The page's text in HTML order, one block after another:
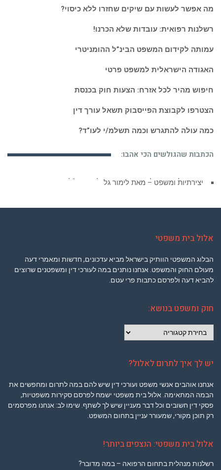
מה אפשר לעשות עם שיקים שחזרו ללא כיסוי?
רשלנות רפואית: עובדות שלא הכרנו!
עמותה לקידום המשפט הבינ”ל ההומניטרי
האגודה הישראלית למשפט פרטי
חיפוש מהיר לכל אזרח: הצעות חוק בכנסת
הצטרפו לקבוצת הפייסבוק תשאל עורך דין
כמה עולה להתגרש וכמה תשלמ/י לעו”ד?
הכתבות שהגולשים הכי אהבו:
יצירתיות ומשפט – מאת לימור גל
אלול בית משפטי
הבלוג המשפטי הוותיק בישראל מביא עדכונים, חדשות ומאמרי דעה
מעולם החוק והמשפט. אנחנו נותנים במה לעורכי דין ומשפטנים שרוצים
להביא דעה ולפרסם כתבות פרי עטם.
חוק ומשפט בנושא:
ומשפט
יש לך איך לתרום לאלול?
אנחנו אוהבים אנשי משפט ועורכי דין שיש להם במה לתרום ומחפשים את
הבמה המתאימה. אלול בית משפטי ישמח לפרסם סקירות משפטיות,
פסקי דין חשובים וכל דבר מעניין שיש לך לשתף. שימו לב: אנחנו מפרסמים
רק תוכן מקורי, שמעורר עניין בתחום המשפט.
אלול בית משפטי: הנצפים ביותר!
רשלנות מנהלית בתחום הרפואה – במה מדובר?